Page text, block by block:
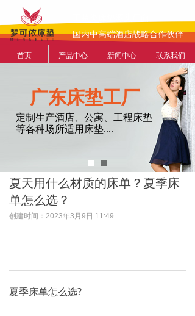
国内中高端酒店战略合作伙伴
定制生产酒店、公寓、工程床垫
等各种场所适用床垫....
广东床垫工厂
首页 产品中心 新闻中心 联系我们
夏天用什么材质的床单？夏季床
单怎么选？
创建时间： 2023年3月9日 11:49
夏季床单怎么选?